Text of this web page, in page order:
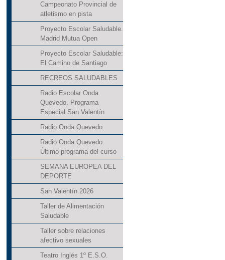
Campeonato Provincial de
atletismo en pista
Proyecto Escolar Saludable.
Madrid Mutua Open
Proyecto Escolar Saludable:
El Camino de Santiago
RECREOS SALUDABLES
Radio Escolar Onda
Quevedo. Programa
Especial San Valentín
Radio Onda Quevedo
Radio Onda Quevedo.
Último programa del curso
SEMANA EUROPEA DEL
DEPORTE
San Valentín 2026
Taller de Alimentación
Saludable
Taller sobre relaciones
afectivo sexuales
Teatro Inglés 1º E.S.O.